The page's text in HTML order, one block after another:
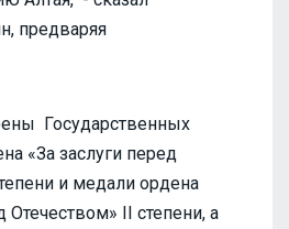
предваряя
Государственных
«За заслуги перед
и медали ордена
Отечеством» II степени, а